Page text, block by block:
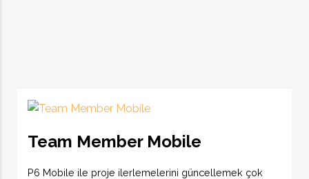
Team Member Mobile
P6 Mobile ile proje ilerlemelerini güncellemek çok